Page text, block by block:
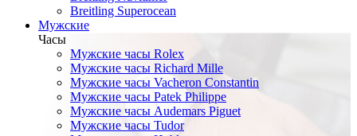
Breitling Superocean
Мужские
Часы
Мужские часы Rolex
Мужские часы Richard Mille
Мужские часы Vacheron Constantin
Мужские часы Patek Philippe
Мужские часы Audemars Piguet
Мужские часы Tudor